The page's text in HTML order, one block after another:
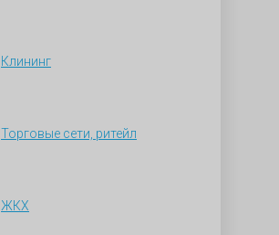
Клининг
ЖКХ
Торговые сети, ритейл